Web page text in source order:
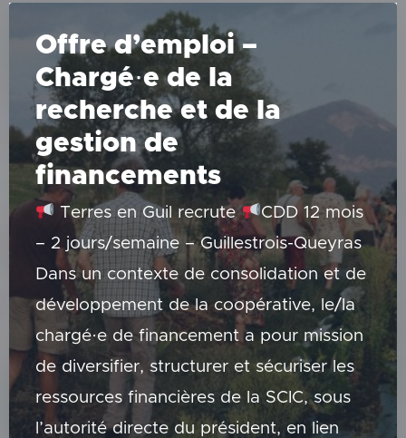
Offre d’emploi –
Chargé·e de la
recherche et de la
gestion de
financements
Terres en Guil recrute
CDD 12 mois
– 2 jours/semaine – Guillestrois-Queyras
Dans un contexte de consolidation et de
développement de la coopérative, le/la
chargé·e de financement a pour mission
de diversifier, structurer et sécuriser les
ressources financières de la SCIC, sous
l’autorité directe du président, en lien